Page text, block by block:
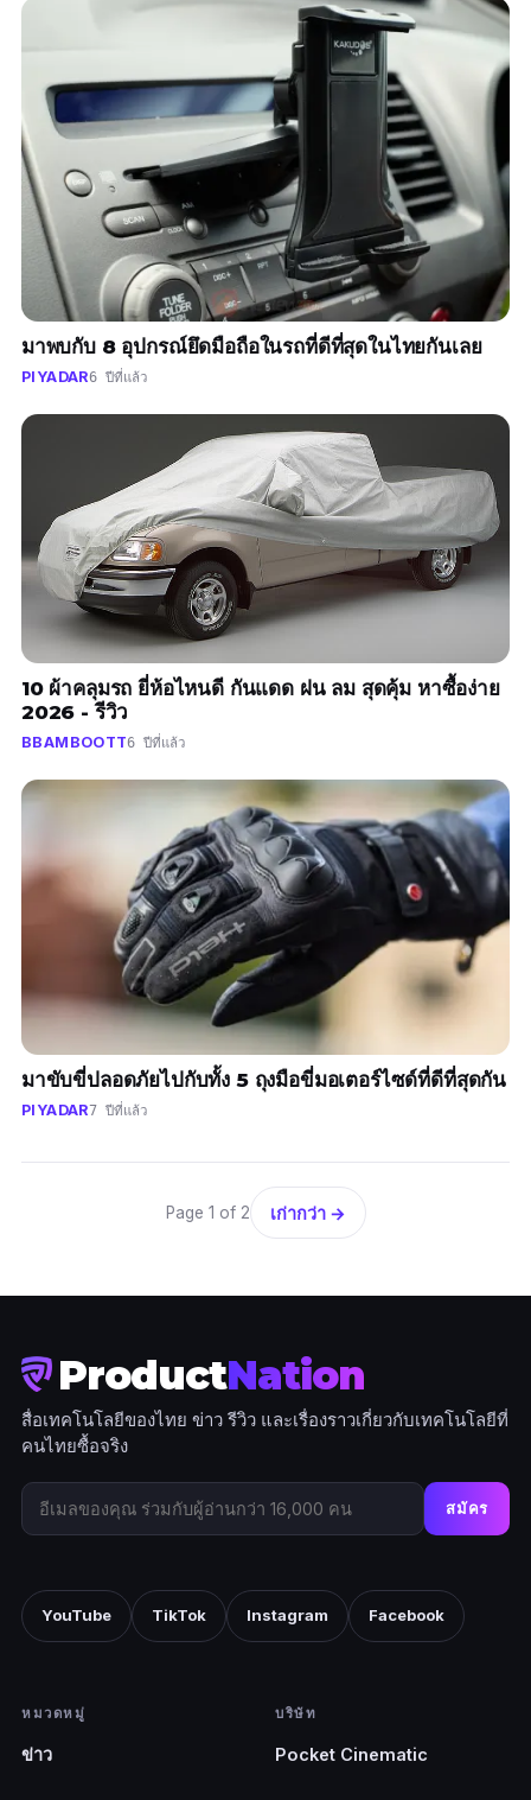
มาพบกับ 8 อุปกรณ์ยึดมือถือในรถที่ดีที่สุดในไทยกันเลย
PIYADAR6 ปีที่แล้ว
10 ผ้าคลุมรถ ยี่ห้อไหนดี กันแดด ฝน ลม สุดคุ้ม หาซื้อง่าย
2026 - รีวิว
BBAMBOOTT6 ปีที่แล้ว
มาขับขี่ปลอดภัยไปกับทั้ง 5 ถุงมือขี่มอเตอร์ไซด์ที่ดีที่สุดกัน
PIYADAR7 ปีที่แล้ว
Page 1 of 2 เก่ากว่า →
ProductNation
สื่อเทคโนโลยีของไทย ข่าว รีวิว และเรื่องราวเกี่ยวกับเทคโนโลยีที่
คนไทยซื้อจริง
สมัคร
YouTube TikTok Instagram Facebook
หมวดหมู่
ข่าว
บริษัท
Pocket Cinematic